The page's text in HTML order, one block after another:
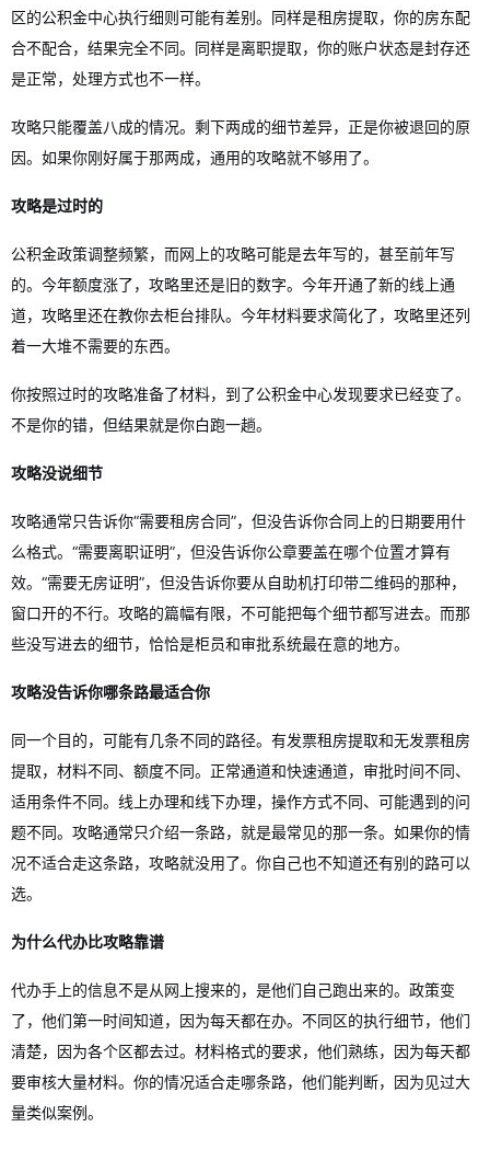
区的公积金中心执行细则可能有差别。同样是租房提取，你的房东配
合不配合，结果完全不同。同样是离职提取，你的账户状态是封存还
是正常，处理方式也不一样。
攻略只能覆盖八成的情况。剩下两成的细节差异，正是你被退回的原
因。如果你刚好属于那两成，通用的攻略就不够用了。
攻略是过时的
公积金政策调整频繁，而网上的攻略可能是去年写的，甚至前年写
的。今年额度涨了，攻略里还是旧的数字。今年开通了新的线上通
道，攻略里还在教你去柜台排队。今年材料要求简化了，攻略里还列
着一大堆不需要的东西。
你按照过时的攻略准备了材料，到了公积金中心发现要求已经变了。
不是你的错，但结果就是你白跑一趟。
攻略没说细节
攻略通常只告诉你“需要租房合同”，但没告诉你合同上的日期要用什
么格式。“需要离职证明”，但没告诉你公章要盖在哪个位置才算有
效。“需要无房证明”，但没告诉你要从自助机打印带二维码的那种，
窗口开的不行。攻略的篇幅有限，不可能把每个细节都写进去。而那
些没写进去的细节，恰恰是柜员和审批系统最在意的地方。
攻略没告诉你哪条路最适合你
同一个目的，可能有几条不同的路径。有发票租房提取和无发票租房
提取，材料不同、额度不同。正常通道和快速通道，审批时间不同、
适用条件不同。线上办理和线下办理，操作方式不同、可能遇到的问
题不同。攻略通常只介绍一条路，就是最常见的那一条。如果你的情
况不适合走这条路，攻略就没用了。你自己也不知道还有别的路可以
选。
为什么代办比攻略靠谱
代办手上的信息不是从网上搜来的，是他们自己跑出来的。政策变
了，他们第一时间知道，因为每天都在办。不同区的执行细节，他们
清楚，因为各个区都去过。材料格式的要求，他们熟练，因为每天都
要审核大量材料。你的情况适合走哪条路，他们能判断，因为见过大
量类似案例。